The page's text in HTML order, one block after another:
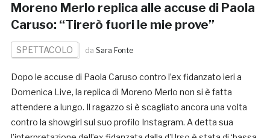
Moreno Merlo replica alle accuse di Paola
Caruso: “Tirerò fuori le mie prove”
SPETTACOLO da Sara Fonte
Dopo le accuse di Paola Caruso contro l’ex fidanzato ieri a
Domenica Live, la replica di Moreno Merlo non si è fatta
attendere a lungo. Il ragazzo si è scagliato ancora una volta
contro la showgirl sul suo profilo Instagram. A detta sua